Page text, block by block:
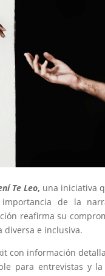
Te Leo, una iniciativa
importancia de la
reafirma su
diversa e inclusiva.
con información
para entrevistas y